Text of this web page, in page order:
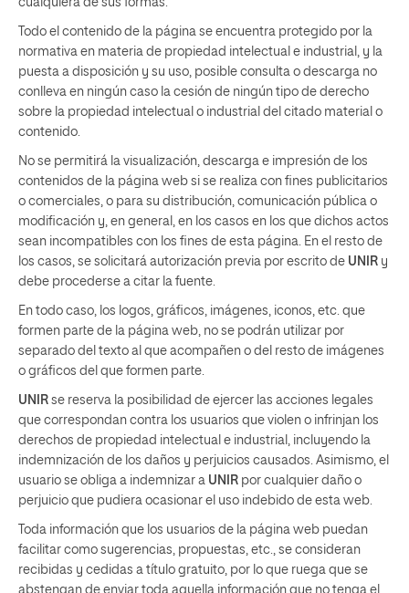
cualquiera de sus formas.
Todo el contenido de la página se encuentra protegido por la
normativa en materia de propiedad intelectual e industrial, y la
puesta a disposición y su uso, posible consulta o descarga no
conlleva en ningún caso la cesión de ningún tipo de derecho
sobre la propiedad intelectual o industrial del citado material o
contenido.
No se permitirá la visualización, descarga e impresión de los
contenidos de la página web si se realiza con fines publicitarios
o comerciales, o para su distribución, comunicación pública o
modificación y, en general, en los casos en los que dichos actos
sean incompatibles con los fines de esta página. En el resto de
los casos, se solicitará autorización previa por escrito de UNIR y
debe procederse a citar la fuente.
En todo caso, los logos, gráficos, imágenes, iconos, etc. que
formen parte de la página web, no se podrán utilizar por
separado del texto al que acompañen o del resto de imágenes
o gráficos del que formen parte.
UNIR se reserva la posibilidad de ejercer las acciones legales
que correspondan contra los usuarios que violen o infrinjan los
derechos de propiedad intelectual e industrial, incluyendo la
indemnización de los daños y perjuicios causados. Asimismo, el
usuario se obliga a indemnizar a UNIR por cualquier daño o
perjuicio que pudiera ocasionar el uso indebido de esta web.
Toda información que los usuarios de la página web puedan
facilitar como sugerencias, propuestas, etc., se consideran
recibidas y cedidas a título gratuito, por lo que ruega que se
abstengan de enviar toda aquella información que no tenga el